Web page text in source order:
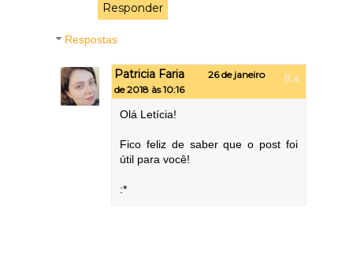
Responder
Respostas
Patricia Faria
26 de janeiro
de 2018 às 10:16
Olá Letícia!
Fico feliz de saber que o post foi
útil para você!
:*